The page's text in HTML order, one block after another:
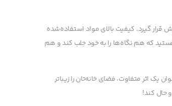
گیرد. کیفیت بالای مواد استفاده‌شده
که هم نگاه‌ها را به خود جلب کند و هم
یک اثر متفاوت، فضای خانه‌تان را زیباتر
حال کند!